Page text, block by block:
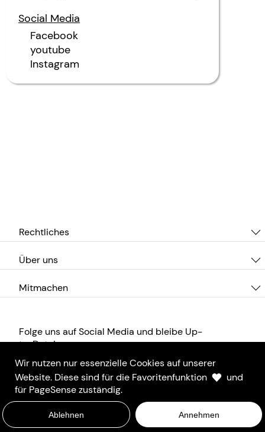
Social Media
Facebook
youtube
Instagram
Rechtliches
Über uns
Mitmachen
Folge uns auf Social Media und bleibe Up-
to-Date!
Wir nutzen nur essenzielle Cookies auf unserer
Website. Diese sind für die Favoritenfunktion
und
für PageSense zuständig.
Ablehnen Annehmen